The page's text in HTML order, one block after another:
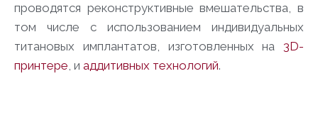
проводятся реконструктивные вмешательства, в
том числе с использованием индивидуальных
титановых имплантатов, изготовленных на 3D-
принтере, и аддитивных технологий.